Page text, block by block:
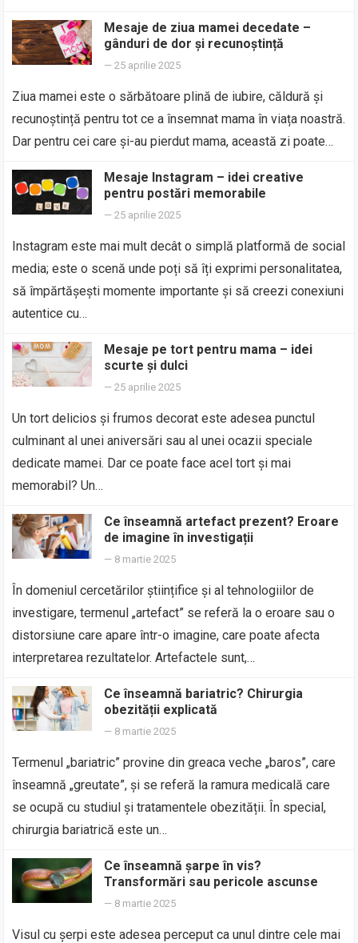
Mesaje de ziua mamei decedate –
gânduri de dor și recunoștință
—25 aprilie 2025
Ziua mamei este o sărbătoare plină de iubire, căldură și
recunoștință pentru tot ce a însemnat mama în viața noastră.
Dar pentru cei care și-au pierdut mama, această zi poate…
Mesaje Instagram – idei creative
pentru postări memorabile
—25 aprilie 2025
Instagram este mai mult decât o simplă platformă de social
media; este o scenă unde poți să îți exprimi personalitatea,
să împărtășești momente importante și să creezi conexiuni
autentice cu…
Mesaje pe tort pentru mama – idei
scurte și dulci
—25 aprilie 2025
Un tort delicios și frumos decorat este adesea punctul
culminant al unei aniversări sau al unei ocazii speciale
dedicate mamei. Dar ce poate face acel tort și mai
memorabil? Un…
Ce înseamnă artefact prezent? Eroare
de imagine în investigații
— 8 martie 2025
În domeniul cercetărilor științifice și al tehnologiilor de
investigare, termenul „artefact” se referă la o eroare sau o
distorsiune care apare într-o imagine, care poate afecta
interpretarea rezultatelor. Artefactele sunt,…
Ce înseamnă bariatric? Chirurgia
obezității explicată
— 8 martie 2025
Termenul „bariatric” provine din greaca veche „baros”, care
înseamnă „greutate”, și se referă la ramura medicală care
se ocupă cu studiul și tratamentele obezității. În special,
chirurgia bariatrică este un…
Ce înseamnă șarpe în vis?
Transformări sau pericole ascunse
— 8 martie 2025
Visul cu șerpi este adesea perceput ca unul dintre cele mai